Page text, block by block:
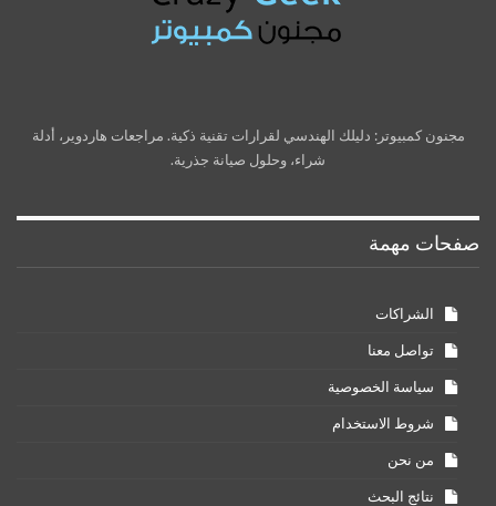
مجنون كمبيوتر: دليلك الهندسي لقرارات تقنية ذكية. مراجعات هاردوير، أدلة
شراء، وحلول صيانة جذرية.
صفحات مهمة
الشراكات
تواصل معنا
سياسة الخصوصية
شروط الاستخدام
من نحن
نتائج البحث